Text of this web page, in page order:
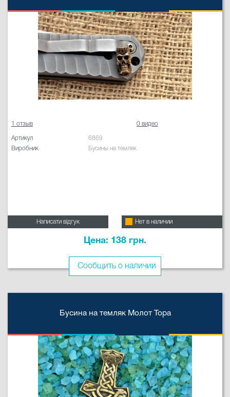
1 отзыв 0 видео
Артикул
6869
Виробник
Бусины на темляк
Написати відгук Нет в наличии
Цена: 138 грн.
Сообщить о наличии
Бусина на темляк Молот Тора